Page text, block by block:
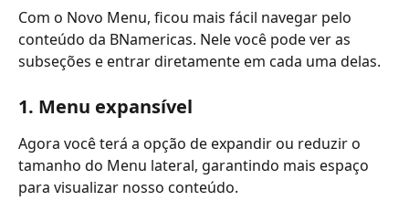
Com o Novo Menu, ficou mais fácil navegar pelo
conteúdo da BNamericas. Nele você pode ver as
subseções e entrar diretamente em cada uma delas.
1. Menu expansível
Agora você terá a opção de expandir ou reduzir o
tamanho do Menu lateral, garantindo mais espaço
para visualizar nosso conteúdo.